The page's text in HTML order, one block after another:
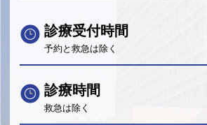
診療受付時間
予約と救急は除く
診療時間
救急は除く